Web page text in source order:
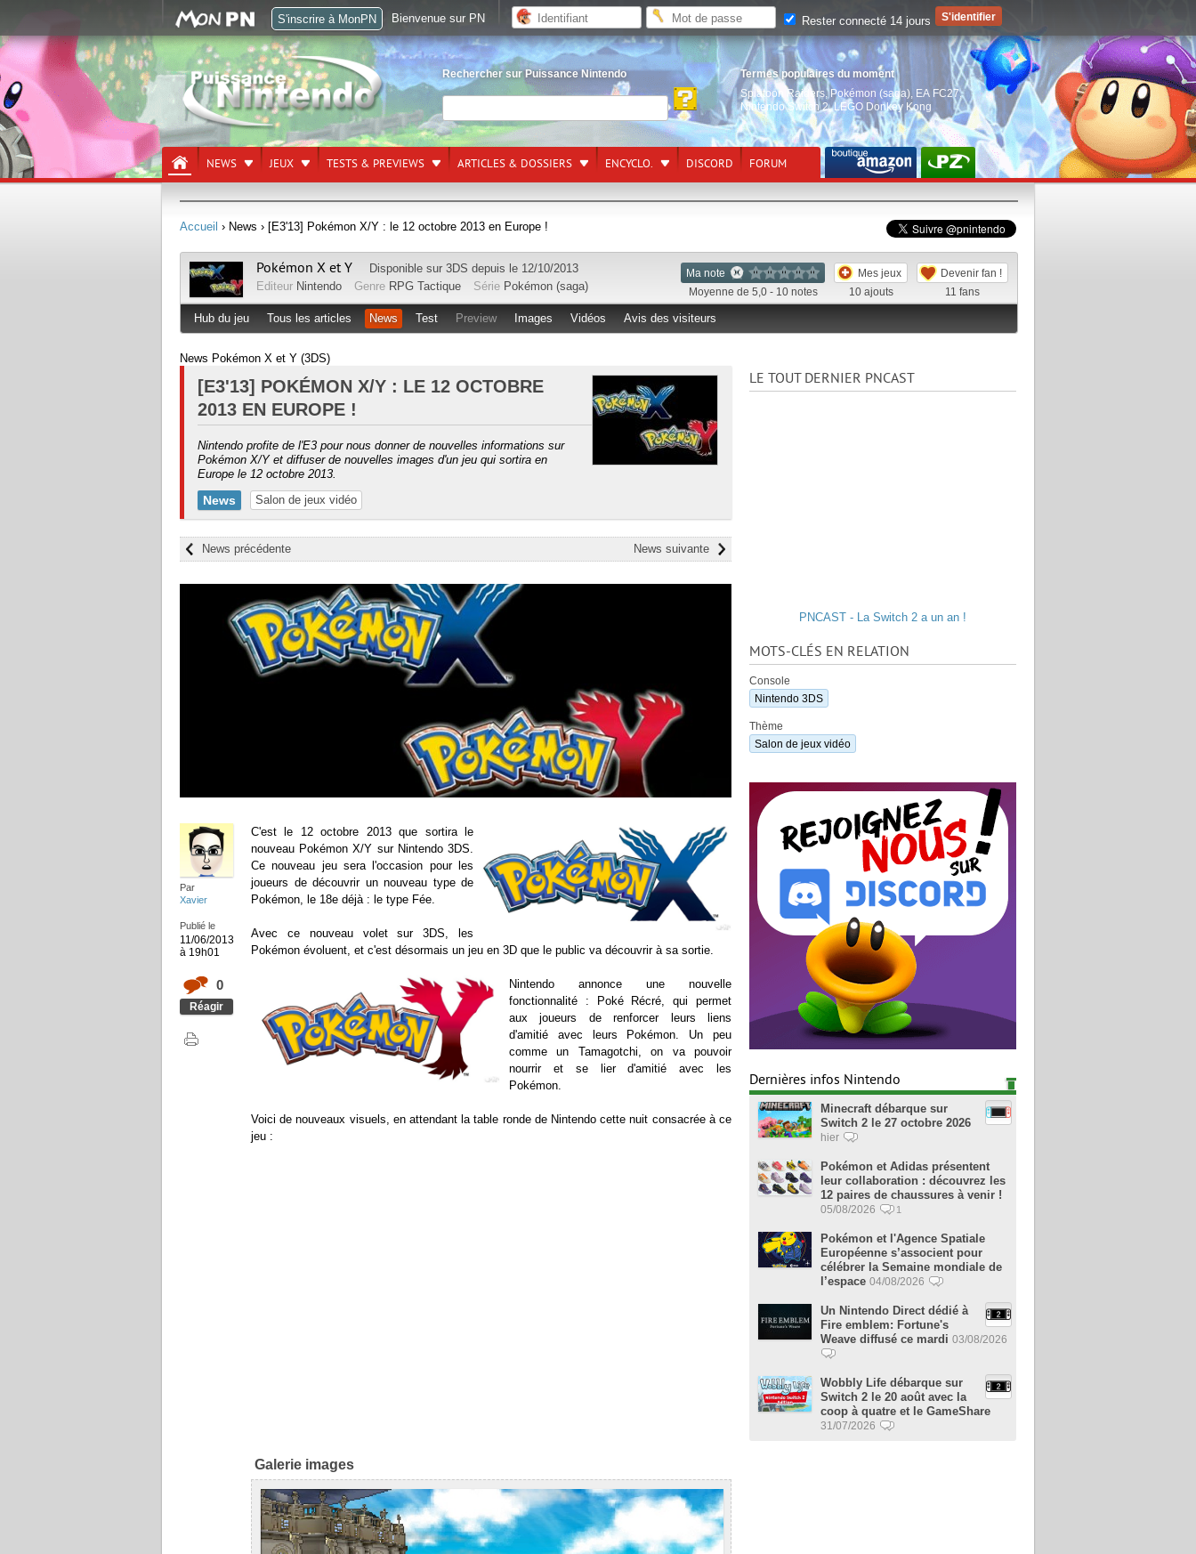
Rechercher sur Puissance Nintendo
Termes populaires du moment
Splatoon Raiders, Pokémon (saga) EA FC27,
Nintendo Switch 2,LEGO Donkey Kong
NEWS JEUX TESTS & PREVIEWS ARTICLES & DOSSIERS ENCYCLO. DISCORD FORUM
Accueil › News › [E3'13] Pokémon X/Y : le 12 octobre 2013 en Europe !
Ma note
Moyenne de 5,0 - 10 notes
Mes jeux
10ajouts
Devenir fan !
11 fans
Pokémon X et Y Disponible sur 3DS depuis le 12/10/2013
Editeur Nintendo Genre RPG Tactique Série Pokémon (saga)
Hub du jeu Tous les articles News Test Preview Images Vidéos Avis des visiteurs
News Pokémon X et Y (3DS)
[E3'13] POKÉMON X/Y : LE 12 OCTOBRE
2013 EN EUROPE !
Nintendo profite de l'E3 pour nous donner de nouvelles informations sur
Pokémon X/Y et diffuser de nouvelles images d'un jeu qui sortira en
Europe le 12 octobre 2013.
News Salon de jeux vidéo
News suivante
News précédente
Par
Xavier
Publié le
11/06/2013
à 19h01
0
Réagir
C'est le 12 octobre 2013 que sortira le
nouveau Pokémon X/Y sur Nintendo 3DS.
Ce nouveau jeu sera l'occasion pour les
joueurs de découvrir un nouveau type de
Pokémon, le 18e déjà : le type Fée.
Avec ce nouveau volet sur 3DS, les
Pokémon évoluent, et c'est désormais un jeu en 3D que le public va découvrir à sa sortie.
Nintendo annonce une nouvelle
fonctionnalité : Poké Récré, qui permet
aux joueurs de renforcer leurs liens
d'amitié avec leurs Pokémon. Un peu
comme un Tamagotchi, on va pouvoir
nourrir et se lier d'amitié avec les
Pokémon.
Voici de nouveaux visuels, en attendant la table ronde de Nintendo cette nuit consacrée à ce
jeu :
Galerie images
LE TOUT DERNIER PNCAST
PNCAST - La Switch 2 a un an !
MOTS-CLÉS EN RELATION
Console
Nintendo 3DS
Thème
Salon de jeux vidéo
Dernières infos Nintendo
Minecraft débarque sur
Switch 2 le 27 octobre 2026
hier
Pokémon et Adidas présentent
leur collaboration : découvrez les
12 paires de chaussures à venir !
05/08/2026 1
Pokémon et l'Agence Spatiale
Européenne s’associent pour
célébrer la Semaine mondiale de
l’espace 04/08/2026
Un Nintendo Direct dédié à
Fire emblem: Fortune's
Weave diffusé ce mardi 03/08/2026
Wobbly Life débarque sur
Switch 2 le 20 août avec la
coop à quatre et le GameShare
31/07/2026
S'inscrire à MonPN Bienvenue sur PN Rester connecté 14 jours